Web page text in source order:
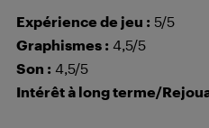
Expérience de jeu : 5/5
Graphismes : 4,5/5
Son : 4,5/5
Intérêt à long terme/